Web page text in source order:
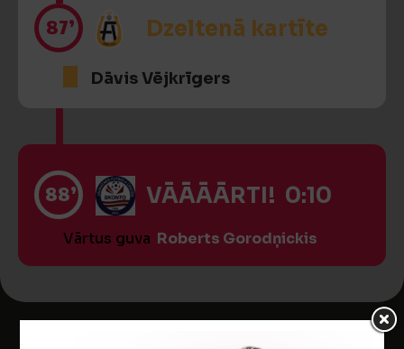
87’ Dzeltenā kartīte
Dāvis Vējkrīgers
88’ VĀĀĀĀRTI! 0:10
Vārtus guva Roberts Gorodņickis